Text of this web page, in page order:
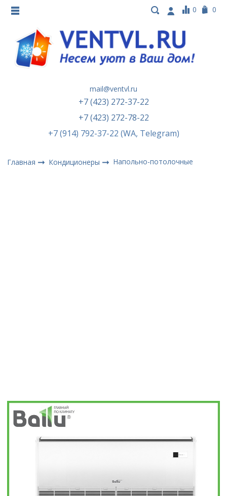
0 0
mail@ventvl.ru
+7 (423) 272-37-22
+7 (423) 272-78-22
+7 (914) 792-37-22 (WA, Telegram)
Главная Кондиционеры Напольно-потолочные